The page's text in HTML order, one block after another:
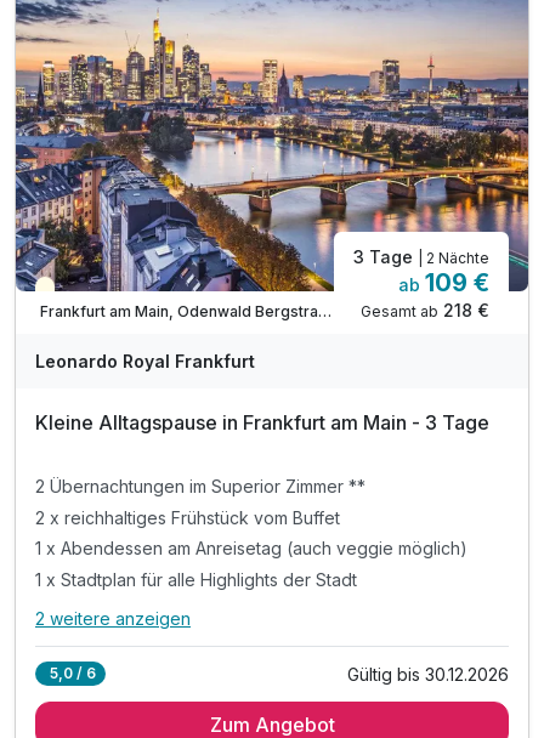
1 Erwachsenen und 1 Kind
Teilweise ausgelastet
Frankfurt am Main, Odenwald Bergstraße
3 Tage | 2 Nächte
ab 109 €
Gesamt ab 218 €
Leonardo Royal Frankfurt
Kleine Alltagspause in Frankfurt am Main - 3 Tage
2 Übernachtungen im Superior Zimmer **
2 x reichhaltiges Frühstück vom Buffet
1 x Abendessen am Anreisetag (auch veggie möglich)
1 x Stadtplan für alle Highlights der Stadt
Alle Inklusivleistungen
2 x reichhaltiges Frühstück vom Buffet
2 weitere anzeigen
5,0 / 6 Gültig bis 30.12.2026
Zum Angebot